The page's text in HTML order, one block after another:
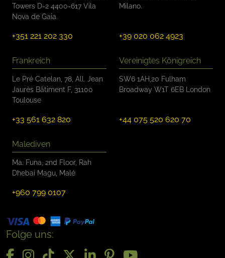
Towers D-2 4400-617 Vila
Nova de Gaia.
+351 221 202 330
Milano.
+39 020 062 4923
Frankreich
Le Pré Catelan, 78, All. Jean
Jaurès Bâtiment F, 31100
Toulouse
+33 561 632 820
Vereinigtes Königreich
SW6 1AH,20 Fulham
Broadway W1T 6EB London
+44 075 520 620 70
Malediven
Ma. Funa, 2nd Floor, Rah
Dhebai Magu, Malé
+960 799 0107
Folge uns: